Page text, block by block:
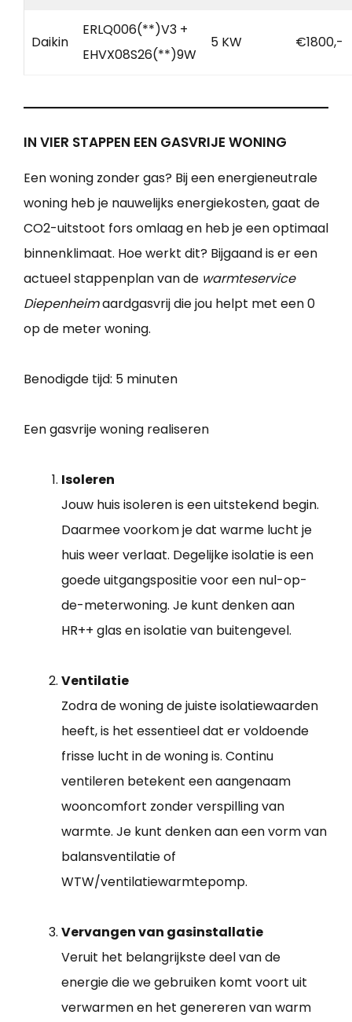
Daikin
ERLQ006(**)V3 +
EHVX08S26(**)9W
5 KW €1800,-
IN VIER STAPPEN EEN GASVRIJE WONING
Een woning zonder gas? Bij een energieneutrale
woning heb je nauwelijks energiekosten, gaat de
CO2-uitstoot fors omlaag en heb je een optimaal
binnenklimaat. Hoe werkt dit? Bijgaand is er een
actueel stappenplan van de warmteservice
Diepenheimaardgasvrij die jou helpt met een 0
op de meter woning.
Benodigde tijd: 5 minuten
Een gasvrije woning realiseren
Isoleren
Jouw huis isoleren is een uitstekend begin.
Daarmee voorkom je dat warme lucht je
huis weer verlaat. Degelijke isolatie is een
goede uitgangspositie voor een nul-op-
de-meterwoning. Je kunt denken aan
HR++ glas en isolatie van buitengevel.
Ventilatie
Zodra de woning de juiste isolatiewaarden
heeft, is het essentieel dat er voldoende
frisse lucht in de woning is. Continu
ventileren betekent een aangenaam
wooncomfort zonder verspilling van
warmte. Je kunt denken aan een vorm van
balansventilatie of
WTW/ventilatiewarmtepomp.
Vervangen van gasinstallatie
Veruit het belangrijkste deel van de
energie die we gebruiken komt voort uit
verwarmen en het genereren van warm